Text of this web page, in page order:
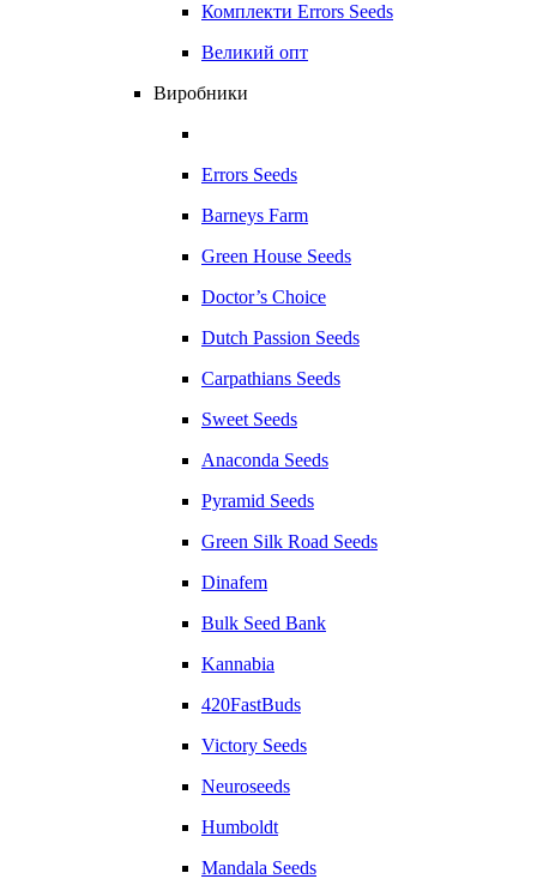
Комплекти Errors Seeds
Великий опт
Виробники
Errors Seeds
Barneys Farm
Green House Seeds
Doctor’s Choice
Dutch Passion Seeds
Carpathians Seeds
Sweet Seeds
Anaconda Seeds
Pyramid Seeds
Green Silk Road Seeds
Dinafem
Bulk Seed Bank
Kannabia
420FastBuds
Victory Seeds
Neuroseeds
Humboldt
Mandala Seeds